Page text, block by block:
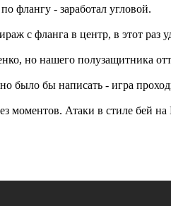
флангу - заработал угловой.
с фланга в центр, в этот
но нашего полузащитника
было бы написать - игра
моментов. Атаки в стиле бей на